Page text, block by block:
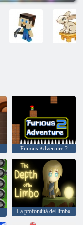
Furious Adventure 2
La profondità del limbo